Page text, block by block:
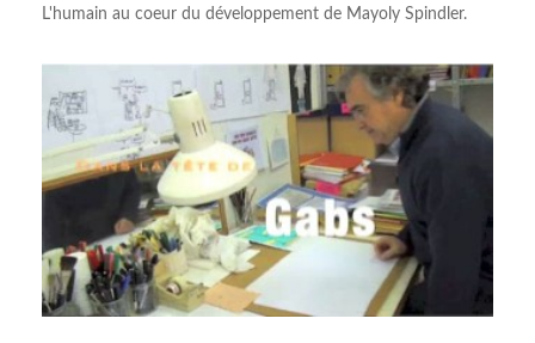
L'humain au coeur du développement de Mayoly Spindler.